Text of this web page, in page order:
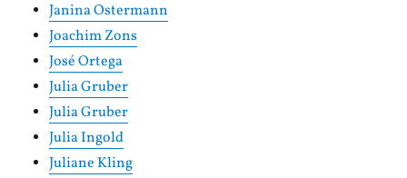
Janina Ostermann
Joachim Zons
José Ortega
Julia Gruber
Julia Gruber
Julia Ingold
Juliane Kling